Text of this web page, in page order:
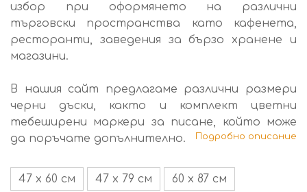
избор при оформянето на различни
търговски пространства като кафенета,
ресторанти, заведения за бързо хранене и
магазини.
В нашия сайт предлагаме различни размери
черни дъски, както и комплект цветни
тебеширени маркери за писане, който може
да поръчате допълнително.
Подробно описание
47 x 60 см 47 x 79 см 60 x 87 см